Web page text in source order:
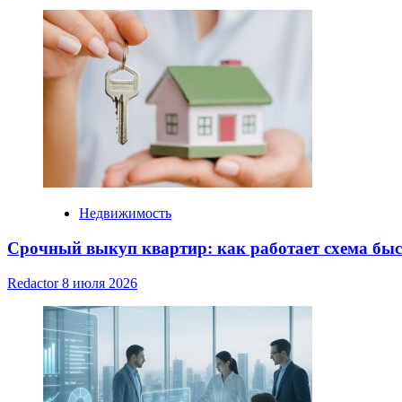
Недвижимость
Срочный выкуп квартир: как работает схема
Redactor8 июля 2026